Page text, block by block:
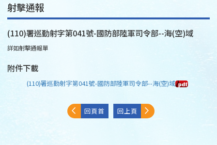
射擊通報
(110)署巡勤射字第041號-國防部陸軍司令部--海(空)域
詳如射擊通報單
附件下載
(110)署巡勤射字第041號-國防部陸軍司令部--海(空)域
回頁首 回上頁